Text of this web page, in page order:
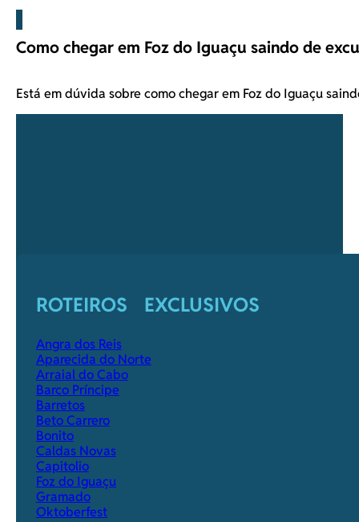
Como chegar em Foz do Iguaçu saindo de
Está em dúvida sobre como chegar em Foz do Iguaçu
ROTEIROS EXCLUSIVOS
Angra dos Reis
Aparecida do Norte
Arraial do Cabo
Barco Príncipe
Barretos
Beto Carrero
Bonito
Caldas Novas
Capitolio
Foz do Iguaçu
Gramado
Oktoberfest